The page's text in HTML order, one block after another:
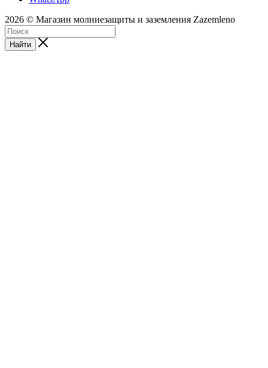
2026 © Магазин молниезащиты и заземления Zazemleno
Найти